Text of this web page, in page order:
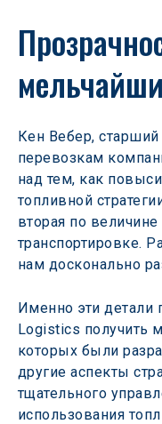
Кен Вебер,
перевозкам
над тем, как
топливной
вторая по величине
транспортировке.
нам досконально
Именно эти детали
Logistics получить
которых были
другие аспекты
тщательного
использования